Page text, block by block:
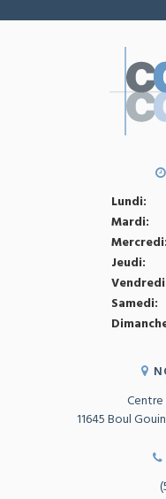
Lundi:
Mardi:
Mercredi:
Jeudi:
Samedi:
11645 Boul